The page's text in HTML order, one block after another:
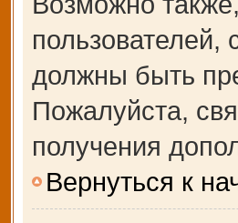
должны быть
Пожалуйста,
получения
Вернуться к